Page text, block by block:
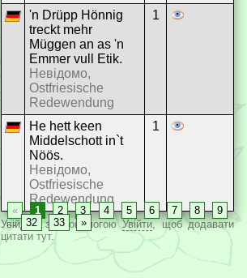
'n Drüpp Hönnig
treckt mehr
Müggen an as 'n
Emmer vull Etik.
Невідомо,
Ostfriesische
Redewendung
1
He hett keen
Middelschott in`t
Nöös.
Невідомо,
Ostfriesische
Redewendung
1
« 1 2 3 4 5 6 7 8
9
…
32 33 »
Увійдіть за допомогоюУвійти, щоб додавати
цитати тут.